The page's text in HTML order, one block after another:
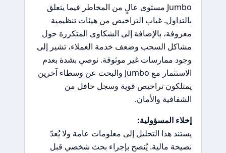
Jumbo مستوى عالٍ من المخاطر فيما يتعلق
بالتداول. غياب التراخيص من هيئات تنظيمية
معروفة، بالإضافة إلى الشكاوى المتكررة حول
مشاكل السحب وضعف خدمة العملاء، تشير إلى
وجود ممارسات غير موثوقة. نوصي بشدة بعدم
الاستثمار مع Jumbo والبحث عن وسطاء آخرين
يمتلكون تراخيص قوية وسجل حافل من
الشفافية والأمان.
إخلاء المسؤولية:
يستند هذا التحليل إلى معلومات عامة ولا يُعدّ
نصيحة مالية. يُنصح بإجراء بحث شخصي قبل